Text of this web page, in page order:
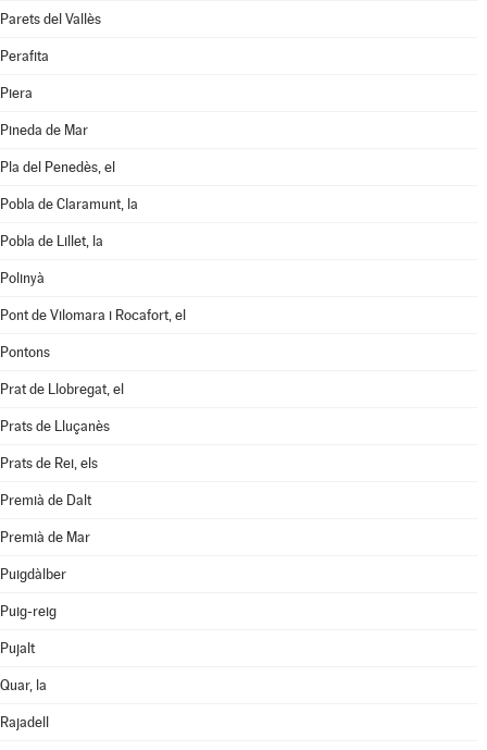
Parets del Vallès
Perafita
Piera
Pineda de Mar
Pla del Penedès, el
Pobla de Claramunt, la
Pobla de Lillet, la
Polinyà
Pont de Vilomara i Rocafort, el
Pontons
Prat de Llobregat, el
Prats de Lluçanès
Prats de Rei, els
Premià de Dalt
Premià de Mar
Puigdàlber
Puig-reig
Pujalt
Quar, la
Rajadell